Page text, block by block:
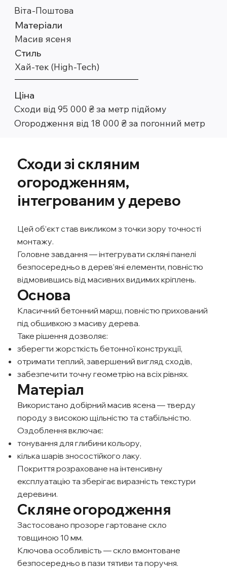
Віта-Поштова
Матеріали
Масив ясеня
Стиль
Хай-тек (High-Tech)
Ціна
Сходи від 95 000 ₴ за метр підйому
Огородження від 18 000 ₴ за погонний метр
Сходи зі скляним
огородженням,
інтегрованим у дерево
Цей об’єкт став викликом з точки зору точності
монтажу.
Головне завдання — інтегрувати скляні панелі
безпосередньо в дерев’яні елементи, повністю
відмовившись від масивних видимих кріплень.
Основа
Класичний бетонний марш, повністю прихований
під обшивкою з масиву дерева.
Таке рішення дозволяє:
зберегти жорсткість бетонної конструкції,
отримати теплий, завершений вигляд сходів,
забезпечити точну геометрію на всіх рівнях.
Матеріал
Використано добірний масив ясена — тверду
породу з високою щільністю та стабільністю.
Оздоблення включає:
тонування для глибини кольору,
кілька шарів зносостійкого лаку.
Покриття розраховане на інтенсивну
експлуатацію та зберігає виразність текстури
деревини.
Скляне огородження
Застосовано прозоре гартоване скло
товщиною 10 мм.
Ключова особливість — скло вмонтоване
безпосередньо в пази тятиви та поручня.